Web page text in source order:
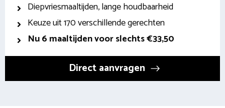
Diepvriesmaaltijden, lange houdbaarheid
Keuze uit 170 verschillende gerechten
Nu 6 maaltijden voor slechts €33,50
Direct aanvragen